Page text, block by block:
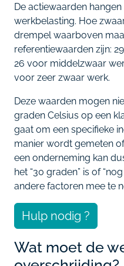
De actiewaarden
werkbelasting. Hoe
drempel waarboven
referentiewaarden zijn:
26 voor middelzwaar
voor zeer zwaar werk.
Deze waarden mogen
graden Celsius op een
gaat om een specifieke
manier wordt gemeten
een onderneming kan
het “30 graden” is of
andere factoren mee te
Hulp nodig ?
Wat moet de